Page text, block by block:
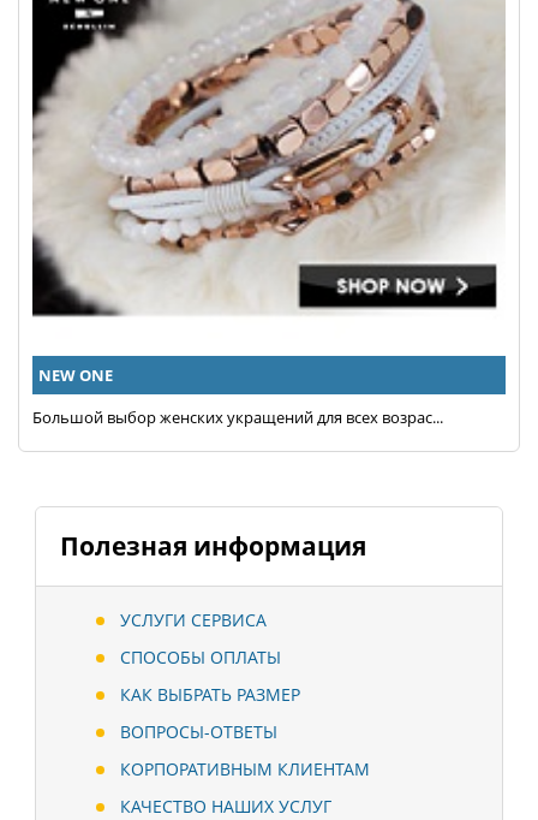
Полезная информация
УСЛУГИ СЕРВИСА
СПОСОБЫ ОПЛАТЫ
КАК ВЫБРАТЬ РАЗМЕР
ВОПРОСЫ-ОТВЕТЫ
КОРПОРАТИВНЫМ КЛИЕНТАМ
КАЧЕСТВО НАШИХ УСЛУГ
NEW ONE
Большой выбор женских укращений для всех возрас...